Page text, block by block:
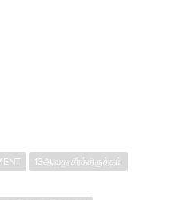
13ஆவது சீர்த்திருத்தம்